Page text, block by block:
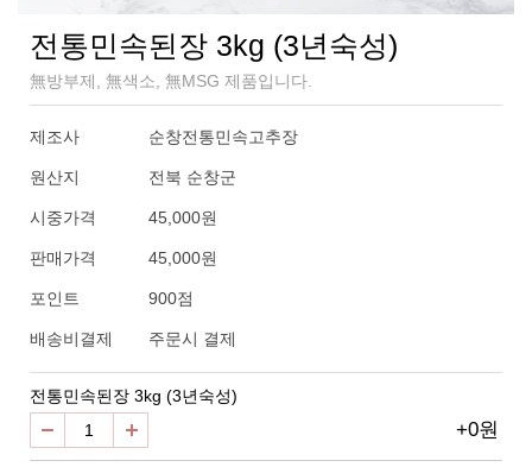
전통민속된장 3kg (3년숙성)
無방부제, 無색소, 無MSG 제품입니다.
제조사 순창전통민속고추장
원산지 전북 순창군
시중가격 45,000원
판매가격 45,000원
포인트 900점
배송비결제 주문시 결제
전통민속된장 3kg (3년숙성)
+0원